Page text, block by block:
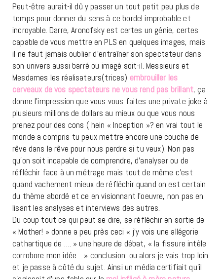
Peut-être aurait-il dû y passer un tout petit peu plus de
temps pour donner du sens à ce bordel improbable et
incroyable. Darre, Aronofsky est certes un génie, certes
capable de vous mettre en PLS en quelques images, mais
il ne faut jamais oublier d’entraîner son spectateur dans
son univers aussi barré ou imagé soit-il. Messieurs et
Mesdames les réalisateurs(trices) embrouiller les
cerveaux de vos spectateurs ne vous rend pas brillant, ça
donne l’impression que vous vous faites une private joke à
plusieurs millions de dollars au mieux ou que vous nous
prenez pour des cons ( hein « Inception »? en vrai tout le
monde a compris tu peux mettre encore une couche de
rêve dans le rêve pour nous perdre si tu veux). Non pas
qu’on soit incapable de comprendre, d’analyser ou de
réfléchir face à un métrage mais tout de même c’est
quand vachement mieux de réfléchir quand on est certain
du thème abordé et ce en visionnant l’oeuvre, non pas en
lisant les analyses et interviews des autres.
Du coup tout ce qui peut se dire, se réfléchir en sortie de
« Mother! » donne a peu près ceci « j’y vois une allégorie
cathartique de …. » une heure de débat, « la fissure intèle
corrobore mon idée… » conclusion: ou alors je vais trop loin
et je passe à côté du sujet. Ainsi un média certifiait qu’il